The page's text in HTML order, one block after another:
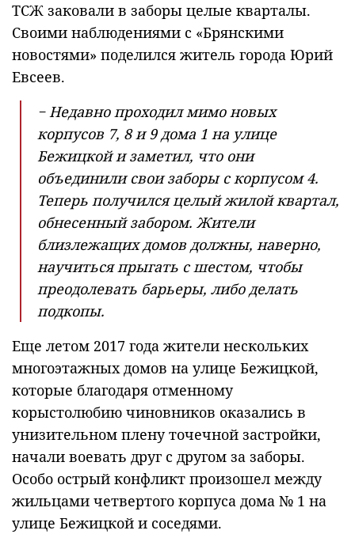
ТСЖ заковали в заборы целые кварталы.
Своими наблюдениями с «Брянскими
новостями» поделился житель города Юрий
Евсеев.
− Недавно проходил мимо новых
корпусов 7, 8 и 9 дома 1 на улице
Бежицкой и заметил, что они
объединили свои заборы с корпусом 4.
Теперь получился целый жилой квартал,
обнесенный забором. Жители
близлежащих домов должны, наверно,
научиться прыгать с шестом, чтобы
преодолевать барьеры, либо делать
подкопы.
Еще летом 2017 года жители нескольких
многоэтажных домов на улице Бежицкой,
которые благодаря отменному
корыстолюбию чиновников оказались в
унизительном плену точечной застройки,
начали воевать друг с другом за заборы.
Особо острый конфликт произошел между
жильцами четвертого корпуса дома № 1 на
улице Бежицкой и соседями.